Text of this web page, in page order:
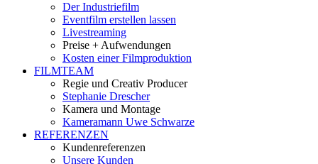
Der Industriefilm
Eventfilm erstellen lassen
Livestreaming
Preise + Aufwendungen
Kosten einer Filmproduktion
FILMTEAM
Regie und Creativ Producer
Stephanie Drescher
Kamera und Montage
Kameramann Uwe Schwarze
REFERENZEN
Kundenreferenzen
Unsere Kunden